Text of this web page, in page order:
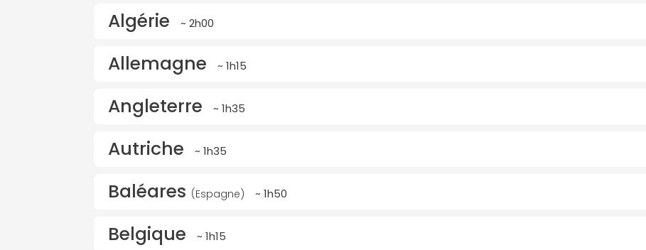
Algérie ~ 2h00
Allemagne ~ 1h15
Angleterre ~ 1h35
Autriche ~ 1h35
Baléares (Espagne) ~ 1h50
Belgique ~ 1h15